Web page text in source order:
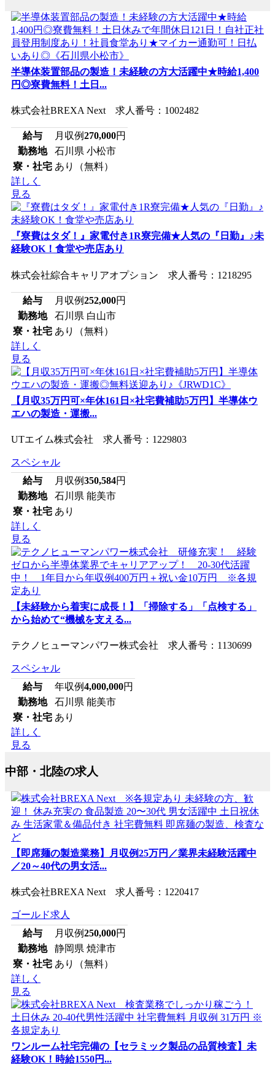
半導体装置部品の製造！未経験の方大活躍中★時給1,400
円◎寮費無料！土日...
株式会社BREXA Next 求人番号：1002482
給与 月収例270,000円
勤務地
石川県 小松市
寮・社宅 あり（無料）
詳しく
見る
『寮費はタダ！』家電付き1R寮完備★人気の『日勤』♪未
経験OK！食堂や売店あり
株式会社綜合キャリアオプション 求人番号：1218295
給与 月収例252,000円
勤務地
石川県 白山市
寮・社宅 あり（無料）
詳しく
見る
【月収35万円可×年休161日×社宅費補助5万円】半導体ウ
エハの製造・運搬...
UTエイム株式会社 求人番号：1229803
スペシャル
給与
月収例350,584円
勤務地
石川県 能美市
寮・社宅 あり
詳しく
見る
【未経験から着実に成長！】「掃除する」「点検する」
から始めて“機械を支える...
テクノヒューマンパワー株式会社 求人番号：1130699
スペシャル
給与
年収例4,000,000円
勤務地
石川県 能美市
寮・社宅 あり
詳しく
見る
中部・北陸の求人
【即席麺の製造業務】月収例25万円／業界未経験活躍中
／20～40代の男女活...
株式会社BREXA Next 求人番号：1220417
ゴールド求人
給与
月収例250,000円
勤務地
静岡県 焼津市
寮・社宅 あり（無料）
詳しく
見る
ワンルーム社宅完備の【セラミック製品の品質検査】未
経験OK！時給1550円...